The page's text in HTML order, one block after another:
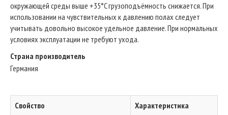
окружающей среды выше +35°C грузоподъёмность снижается. При
использовании на чувствительных к давлению полах следует
учитывать довольно высокое удельное давление. При нормальных
условиях эксплуатации не требуют ухода.
Страна производитель
Германия
Свойство
Характеристика